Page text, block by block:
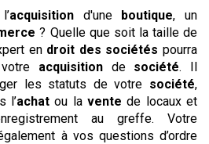
acquisition d'une boutique, un
? Quelle que soit la taille de
en droit des sociétés pourra
acquisitionde société. Il
les statuts de votre société,
l’achat ou la vente de locaux et
au greffe. Votre
à vos questions d’ordre